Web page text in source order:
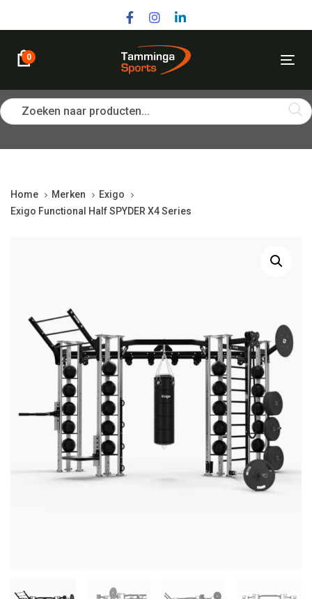
navigation
content
0
Zoeken naar producten...
Home Merken
Exigo
Exigo Functional Half SPYDER X4 Series
Series
quantity